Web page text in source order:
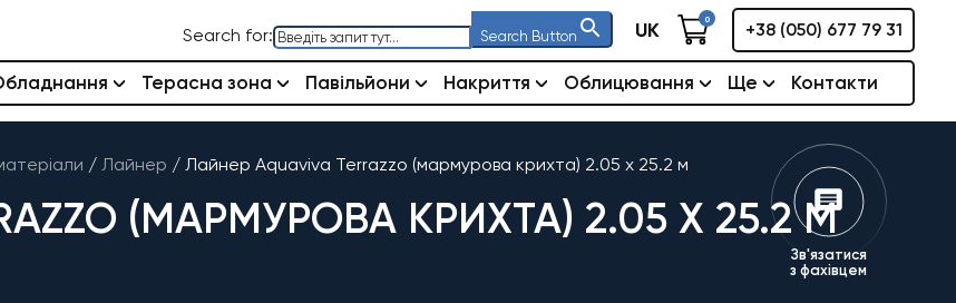
Search for: Search Button UK 0
+38 (050) 677 79 31
Терасна зона Павільйони Накриття Облицювання Ще Контакти
/ Лайнер / Лайнер Aquaviva Terrazzo (мармурова крихта) 2.05 х 25.2 м
(МАРМУРОВА КРИХТА) 2.05 Х 25.2 М
Зв'язатися
з фахівцем